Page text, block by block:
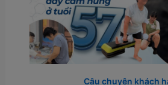
Câu chuyện khách